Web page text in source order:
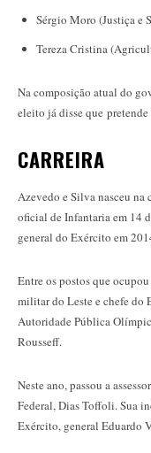
Sérgio Moro (Justiça e
Tereza Cristina
Na composição atual do
eleito já disse que
CARREIRA
Azevedo e Silva nasceu na
oficial de Infantaria em 14
general do Exército em
Entre os postos que
militar do Leste e chefe do
Autoridade Pública
Rousseff.
Neste ano, passou a
Federal, Dias Toffoli. Sua
Exército, general Eduardo